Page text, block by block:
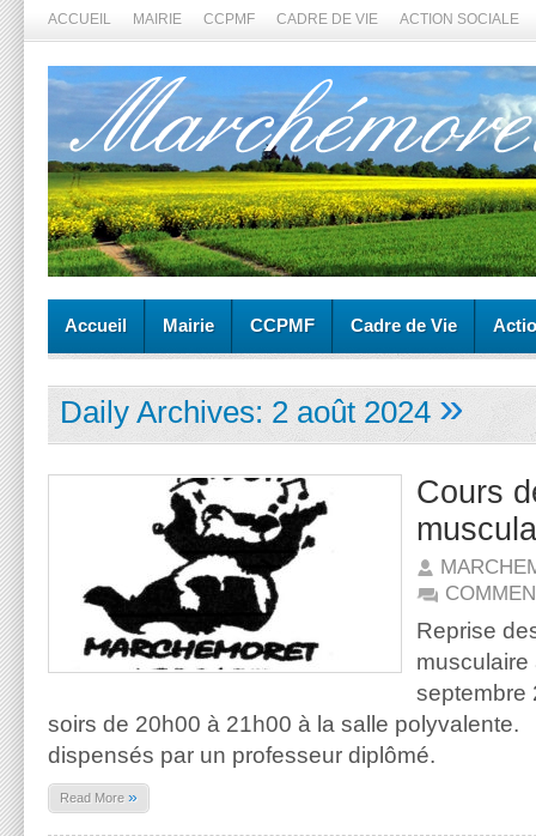
ACCUEIL MAIRIE CCPMF CADRE DE VIE ACTION SOCIALE
Accueil Mairie CCPMF Cadre de Vie
Daily Archives: 2 août 2024 »
Cours
Reprise
musculaire
soirs de 20h00 à 21h00 à la salle
dispensés par un professeur diplômé.
Read More »